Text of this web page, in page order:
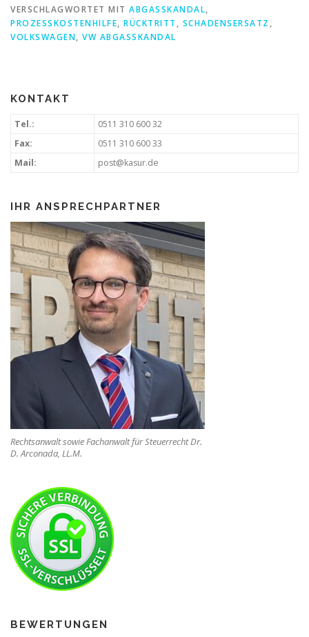
VERSCHLAGWORTET MIT ABGASSKANDAL,
PROZESSKOSTENHILFE, RÜCKTRITT , SCHADENSERSATZ ,
VOLKSWAGEN, VW ABGASSKANDAL
KONTAKT
Tel.:
0511 310 600 32
Fax:
0511 310 600 33
Mail:
post@kasur.de
IHR ANSPRECHPARTNER
Rechtsanwalt sowie Fachanwalt für Steuerrecht Dr.
D. Arconada, LL.M.
BEWERTUNGEN